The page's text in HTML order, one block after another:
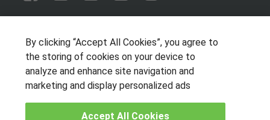
Muro de los idiomas
Hablemos de empleo
Locos por las becas
CENTROS DE FORMACIÓN
By clicking “Accept All Cookies”, you agree to
the storing of cookies on your device to
analyze and enhance site navigation and
marketing and display personalized ads
Accept All Cookies